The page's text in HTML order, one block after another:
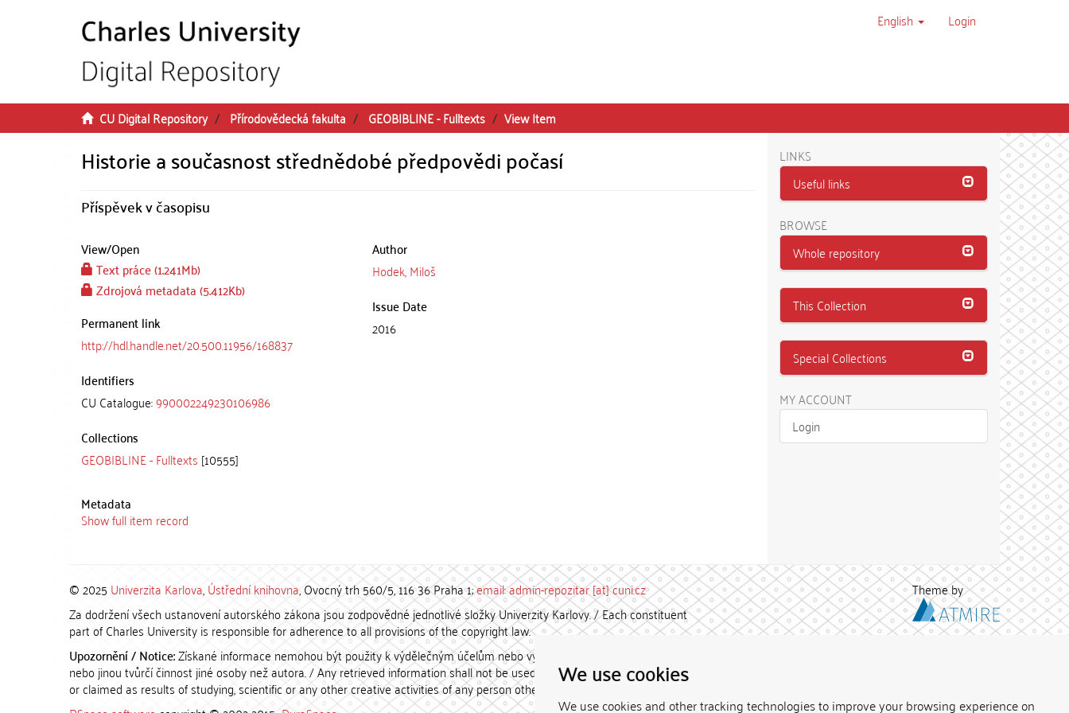
We use cookies
We use cookies and other tracking technologies to improve your browsing experience on
English Login
CU Digital Repository Přírodovědecká fakulta GEOBIBLINE - Fulltexts View Item
Historie a současnost střednědobé předpovědi počasí
Příspěvek v časopisu
View/Open
Text práce (1.241Mb)
Zdrojová metadata (5.412Kb)
Permanent link
http://hdl.handle.net/20.500.11956/168837
Identifiers
CU Catalogue:990002249230106986
Collections
GEOBIBLINE - Fulltexts [10555]
Author
Hodek, Miloš
Issue Date
2016
Metadata
Show full item record
LINKS
Useful links
BROWSE
Whole repository
This Collection
Special Collections
MY ACCOUNT
Login
© 2025 Univerzita Karlova,Ústřední knihovna, Ovocný trh 560/5, 116 36 Praha 1;email: admin-repozitar [at] cuni.cz
Za dodržení všech ustanovení autorského zákona jsou zodpovědné jednotlivé složky Univerzity Karlovy. / Each constituent
part of Charles University is responsible for adherence to all provisions of the copyright law.
Upozornění / Notice:Získané informace nemohou být použity k výdělečným účelům nebo vydávány za studijní, vědeckou
nebo jinou tvůrčí činnost jiné osoby než autora. / Any retrieved information shall not be used for any commercial purposes
or claimed as results of studying, scientific or any other creative activities of any person other than the author.
Theme by